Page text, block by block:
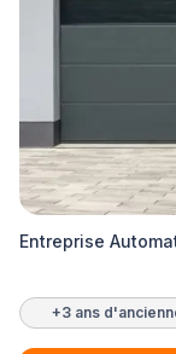
Entreprise
+3 ans